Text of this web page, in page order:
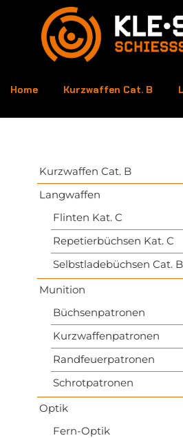
Home Kurzwaffen Cat. B
Kurzwaffen Cat. B
Langwaffen
Flinten Kat. C
Repetierbüchsen Kat. C
Selbstladebüchsen Cat. B
Munition
Büchsenpatronen
Kurzwaffenpatronen
Randfeuerpatronen
Schrotpatronen
Optik
Fern-Optik